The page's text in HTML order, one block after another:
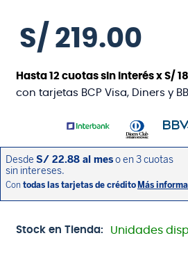
S/ 219.00
Hasta12 cuotas sin interés xS/
con tarjetas BCP Visa, Diners y
Stock en Tienda: Unidades